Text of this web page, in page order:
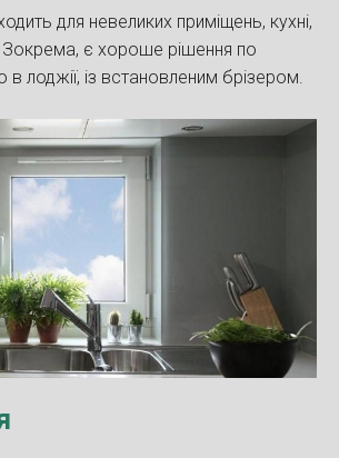
для невеликих приміщень, кухні,
Зокрема, є хороше рішення по
лоджії, із встановленим брізером.